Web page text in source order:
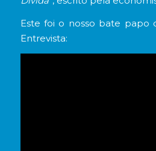
Este foi o nosso bate papo
Entrevista: